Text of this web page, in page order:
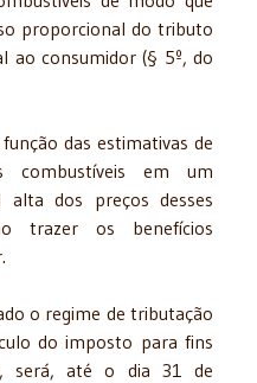
proporcional do tributo
ao consumidor (§ 5º, do
das estimativas de
combustíveis em um
alta dos preços desses
trazer os benefícios
o regime de tributação
do imposto para fins
será, até o dia 31 de